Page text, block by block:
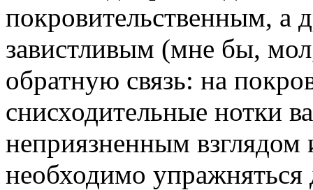
покровительственным, а
завистливым (мне бы,
обратную связь: на
снисходительные нотки
неприязненным
необходимо упражняться